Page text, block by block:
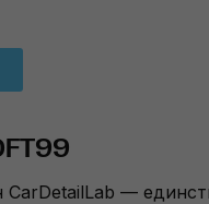
CarDetailLab —